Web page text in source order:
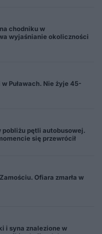
chodniku w
wyjaśnianie okoliczności
Puławach. Nie żyje 45-
pobliżu pętli autobusowej.
się przewrócił
Ofiara zmarła w
i syna znalezione w